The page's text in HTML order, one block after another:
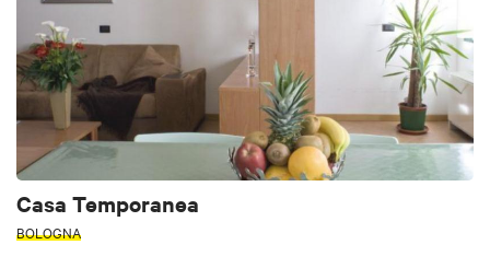
Casa Temporanea
BOLOGNA